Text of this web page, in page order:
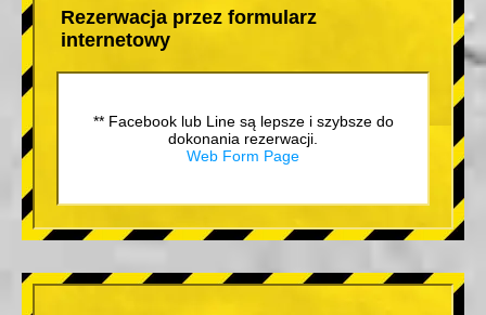
Rezerwacja przez formularz
internetowy
** Facebook lub Line są lepsze i szybsze do
dokonania rezerwacji.
Web Form Page